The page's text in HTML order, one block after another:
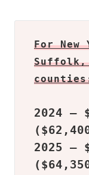
For
Suffolk,
2024 –
2025 –